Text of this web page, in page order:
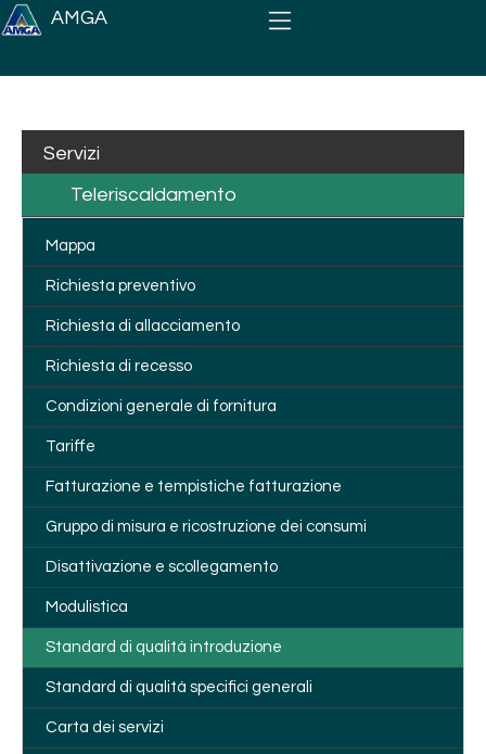
Salta al contenuto principale
AMGA
Servizi
Teleriscaldamento
Mappa
Richiesta preventivo
Richiesta di allacciamento
Richiesta di recesso
Condizioni generale di fornitura
Tariffe
Fatturazione e tempistiche fatturazione
Gruppo di misura e ricostruzione dei consumi
Disattivazione e scollegamento
Modulistica
Standard di qualità introduzione
Standard di qualità specifici generali
Carta dei servizi